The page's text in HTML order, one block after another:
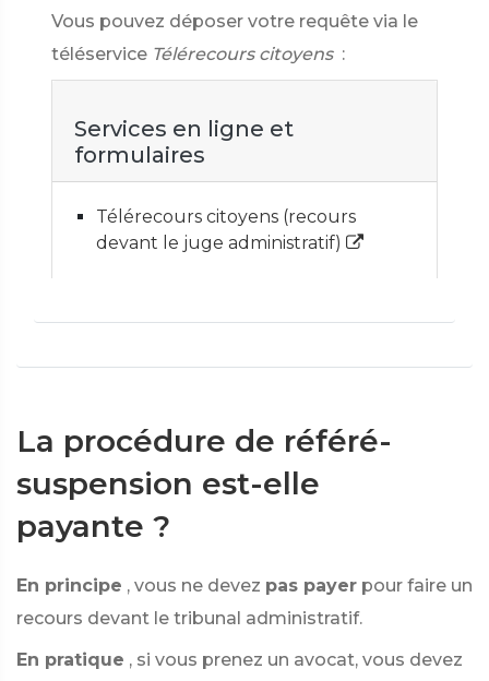
Vous pouvez déposer votre requête via le
téléservice Télérecours citoyens :
Services en ligne et
formulaires
Télérecours citoyens (recours
devant le juge administratif)
La procédure de référé-
suspension est-elle
payante ?
En principe , vous ne devez pas payer pour faire un
recours devant le tribunal administratif.
En pratique , si vous prenez un avocat, vous devez